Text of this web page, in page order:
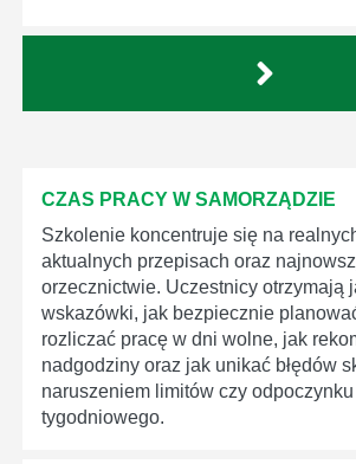
CZAS PRACY W SAMORZĄDZIE
Szkolenie koncentruje się na
aktualnych przepisach oraz
orzecznictwie. Uczestnicy otrzymają
wskazówki, jak bezpiecznie
rozliczać pracę w dni wolne, jak
nadgodziny oraz jak unikać błędów
naruszeniem limitów czy
tygodniowego.